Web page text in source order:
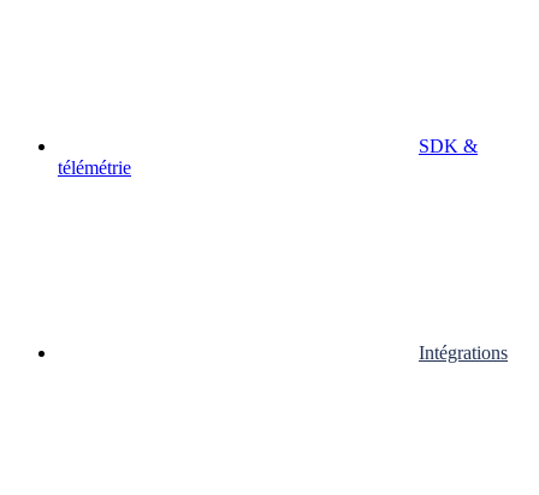
SDK &
télémétrie
Intégrations